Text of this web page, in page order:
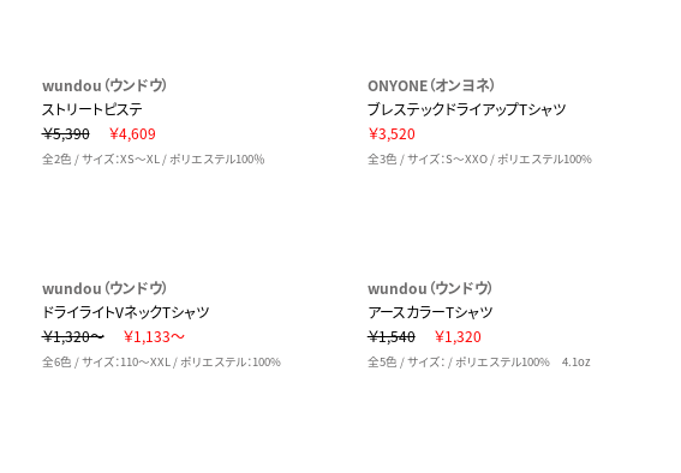
wundou（ウンドウ）
ストリートピステ
￥5,390
￥4,609
全2色 / サイズ：XS～XL / ポリエステル100％
ONYONE（オンヨネ）
ブレステックドライアップTシャツ
￥3,520
全3色 / サイズ：S～XXO / ポリエステル100%
wundou（ウンドウ）
ドライライトVネックTシャツ
￥1,320～
￥1,133～
全6色 / サイズ：110～XXL / ポリエステル：100%
wundou（ウンドウ）
アースカラーTシャツ
￥1,540
￥1,320
全5色 / サイズ： / ポリエステル100% 4.1oz